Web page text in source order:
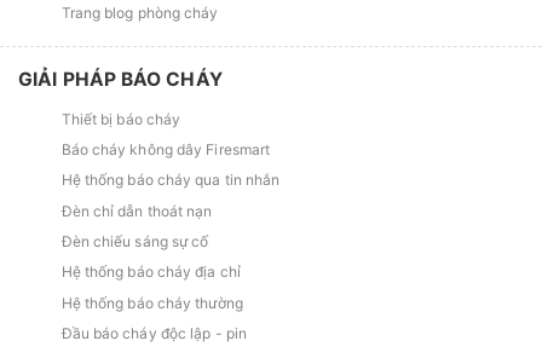
Trang blog phòng cháy
GIẢI PHÁP BÁO CHÁY
Thiết bị báo cháy
Báo cháy không dây Firesmart
Hệ thống báo cháy qua tin nhắn
Đèn chỉ dẫn thoát nạn
Đèn chiếu sáng sự cố
Hệ thống báo cháy địa chỉ
Hệ thống báo cháy thường
Đầu báo cháy độc lập - pin